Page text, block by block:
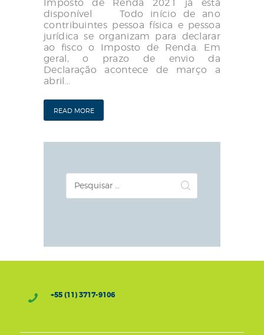
Imposto de Renda 2021 já está
disponível Todo início de ano
contribuintes pessoa física e pessoa
jurídica se organizam para declarar
ao fisco o Imposto de Renda. Em
geral, o prazo de envio da
Declaração acontece de março a
abril…
READ MORE
por:
+55 (11) 3717-9106